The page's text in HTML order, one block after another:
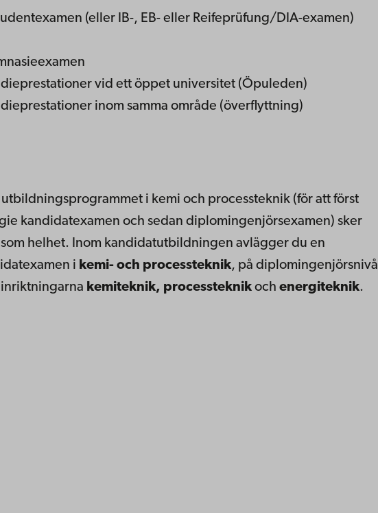
(eller IB-, EB- eller Reifeprüfung/DIA-examen)
vid ett öppet universitet (Öpuleden)
inom samma område (överflyttning)
i kemi och processteknik (för att först
kandidatexamen och sedan diplomingenjörsexamen) sker
helhet. Inom kandidatutbildningen avlägger du en
i kemi- och processteknik, på diplomingenjörsnivå
kemiteknik, processteknik och energiteknik.